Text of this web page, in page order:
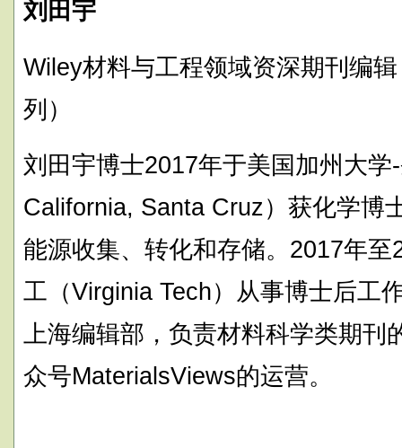
刘田宇
Wiley材料与工程领域资深期刊编
列）
刘田宇博士2017年于美国加州大
California, Santa Cruz）获化学博
能源收集、转化和存储。2017年
工（Virginia Tech）从事博士后工
上海编辑部，负责材料科学类期刊
众号MaterialsViews的运营。